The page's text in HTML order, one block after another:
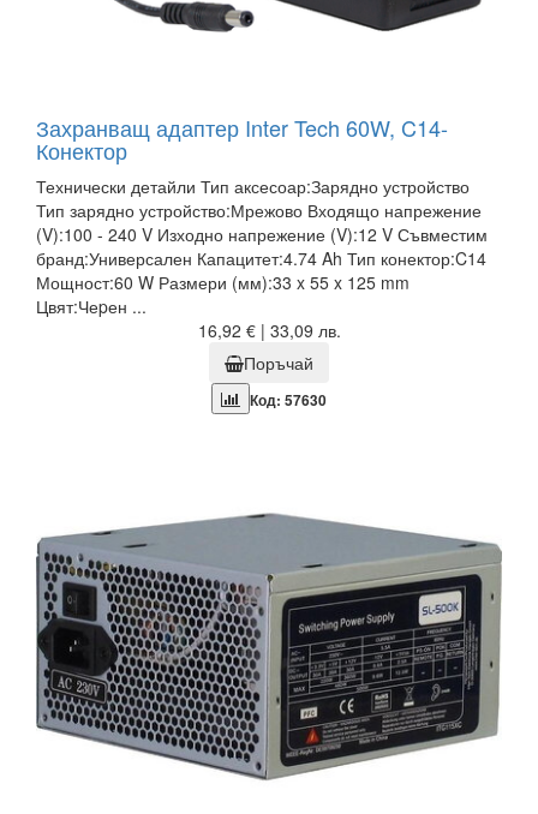
Захранващ адаптер Inter Tech 60W, C14-
Конектор
Технически детайли Тип аксесоар:Зарядно устройство
Тип зарядно устройство:Мрежово Входящо напрежение
(V):100 - 240 V Изходно напрежение (V):12 V Съвместим
бранд:Универсален Капацитет:4.74 Ah Тип конектор:C14
Мощност:60 W Размери (мм):33 x 55 x 125 mm
Цвят:Чеpен ...
16,92 € | 33,09 лв.
Поръчай
Код: 57630